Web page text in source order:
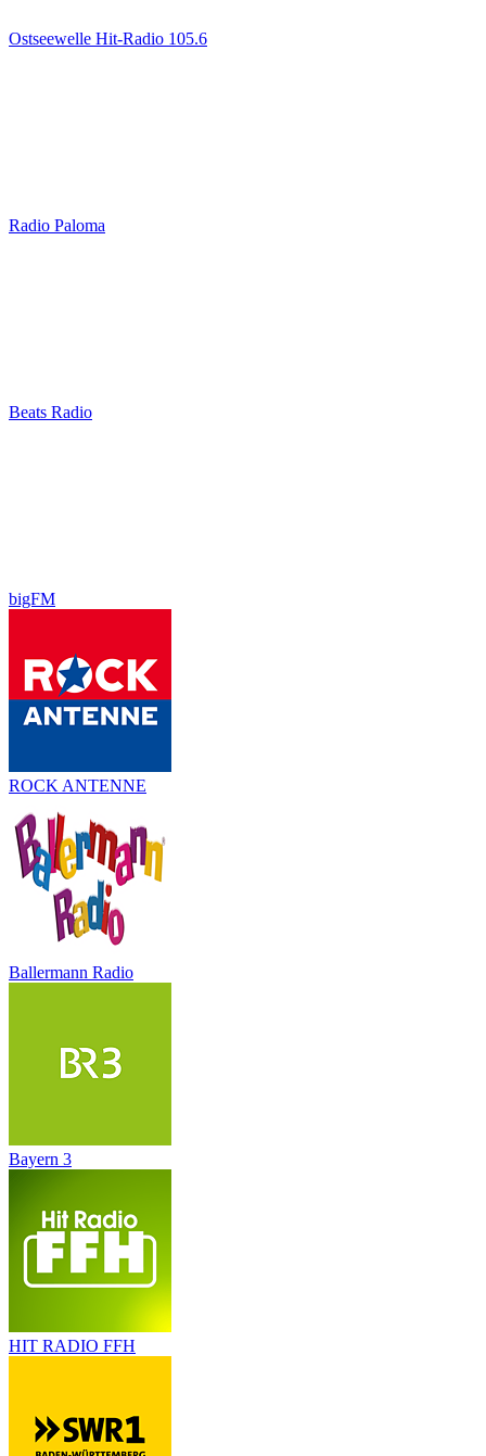
Ostseewelle Hit-Radio 105.6
Radio Paloma
Beats Radio
bigFM
ROCK ANTENNE
Ballermann Radio
Bayern 3
HIT RADIO FFH